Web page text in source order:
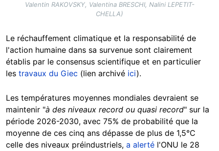
Valentin RAKOVSKY, Valentina BRESCHI, Nalini LEPETIT-
CHELLA)
Le réchauffement climatique et la responsabilité de
l'action humaine dans sa survenue sont clairement
établis par le consensus scientifique et en particulier
les travaux du Giec (lien archivé ici).
Les températures moyennes mondiales devraient se
maintenir "à des niveaux record ou quasi record" sur la
période 2026-2030, avec 75% de probabilité que la
moyenne de ces cinq ans dépasse de plus de 1,5°C
celle des niveaux préindustriels, a alerté l'ONU le 28